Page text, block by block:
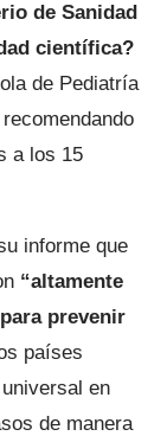
de Sanidad
científica?
de Pediatría
a los 15
informe que
“altamente
prevenir
países
en
de manera